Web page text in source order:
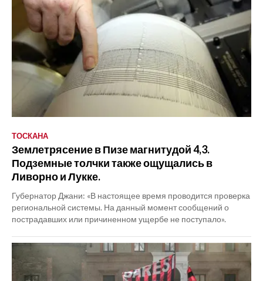
ТОСКАНА
Землетрясение в Пизе магнитудой 4,3.
Подземные толчки также ощущались в
Ливорно и Лукке.
Губернатор Джани: «В настоящее время проводится проверка
региональной системы. На данный момент сообщений о
пострадавших или причиненном ущербе не поступало».